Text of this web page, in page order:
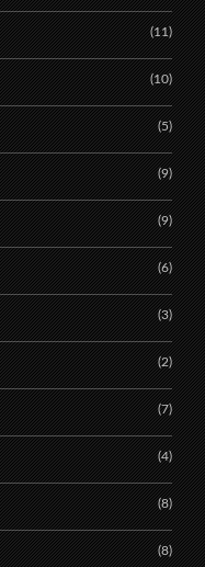
(11)
(10)
(5)
(9)
(9)
(6)
(3)
(2)
(7)
(4)
(8)
(8)